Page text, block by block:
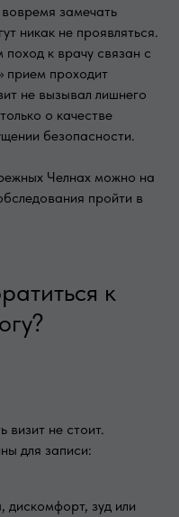
замечать
никак не проявляться.
к врачу связан с
прием проходит
не вызывал лишнего
о качестве
безопасности.
Челнах можно на
пройти в
к
визит не стоит.
для записи:
дискомфорт, зуд или